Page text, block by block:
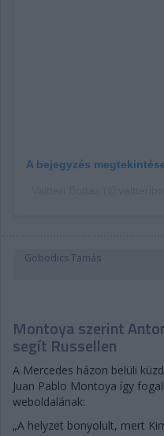
A bejegyzés
Gobodics Tamás
Montoya szerint
segít Russellen
A Mercedes házon belüli
Juan Pablo Montoya így
weboldalának:
„A helyzet bonyolult, mert